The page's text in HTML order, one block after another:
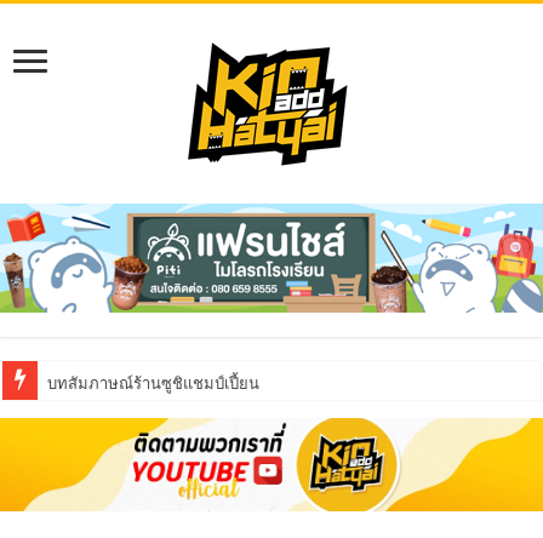
บทสัมภาษณ์ร้านซูชิแชมป์เปี้ยน